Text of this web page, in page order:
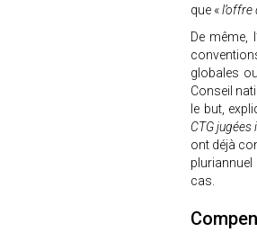
que «l’offre
De même,
globales
Conseil
le but,
CTG
ont déjà
pluriannuel
cas.